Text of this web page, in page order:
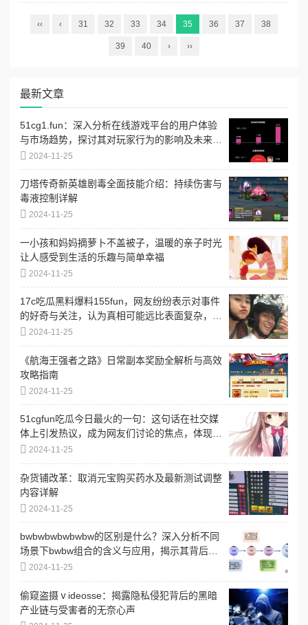
‹‹ ‹ 31 32 33 34 35 36 37 38
39 40 › ››
最新文章
51cg1.fun：深入分析在线游戏平台的用户体验
与市场趋势，探讨其对玩家行为的影响及未来发
展方向
2024-11-25
刀塔传奇新英雄剧毒全面技能介绍：持续伤害与
毒液控制详解
2024-11-25
一小孩和妈妈摘萝卜不盖被子，温暖的亲子时光
让人感受到生活的乐趣与简单幸福
2024-11-25
17c吃瓜黑料爆料155fun，网友纷纷表示对事件
的好奇与关注，认为真相可能远比表面复杂，引
发热议
2024-11-25
《航海王强者之路》日常副本奖励全解析与高效
攻略指南
2024-11-25
51cgfun吃瓜今日最火的一句：这句话在社交媒
体上引发热议，成为网友们讨论的焦点，体现了
当下流行文化的趣味与共鸣
2024-11-25
杂货铺改革：取消元宝购买药水及最新测试调整
内容详解
2024-11-25
bwbwbwbwbwbw的区别是什么？深入分析不同
场景下bwbw组合的含义与应用，揭示其背后的
文化和语境差异
2024-11-25
偷窥盗摄ⅴideosse：揭露隐私侵犯背后的黑暗
产业链与受害者的无奈心声